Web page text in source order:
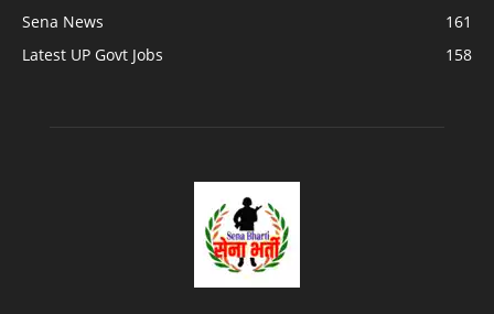
Sena News
161
Latest UP Govt Jobs
158